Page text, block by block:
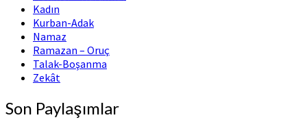
Kadın
Kurban-Adak
Namaz
Ramazan – Oruç
Talak-Boşanma
Zekât
Son Paylaşımlar